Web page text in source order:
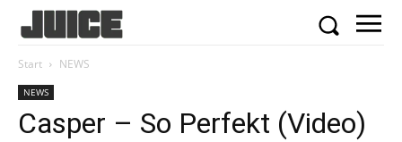
Start NEWS
NEWS
Casper – So Perfekt (Video)